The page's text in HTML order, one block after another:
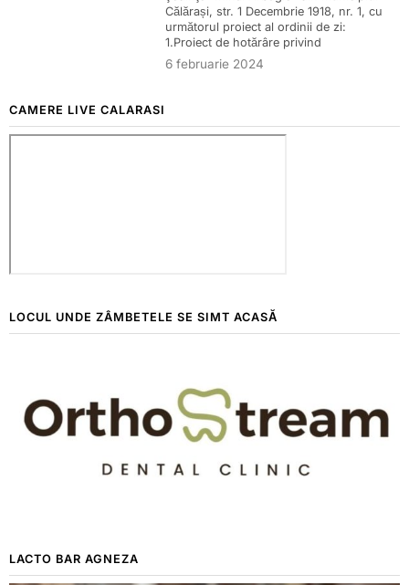
Călărași, str. 1 Decembrie 1918, nr. 1, cu
următorul proiect al ordinii de zi:
1.Proiect de hotărâre privind
6 februarie 2024
CAMERE LIVE CALARASI
LOCUL UNDE ZÂMBETELE SE SIMT ACASĂ
LACTO BAR AGNEZA